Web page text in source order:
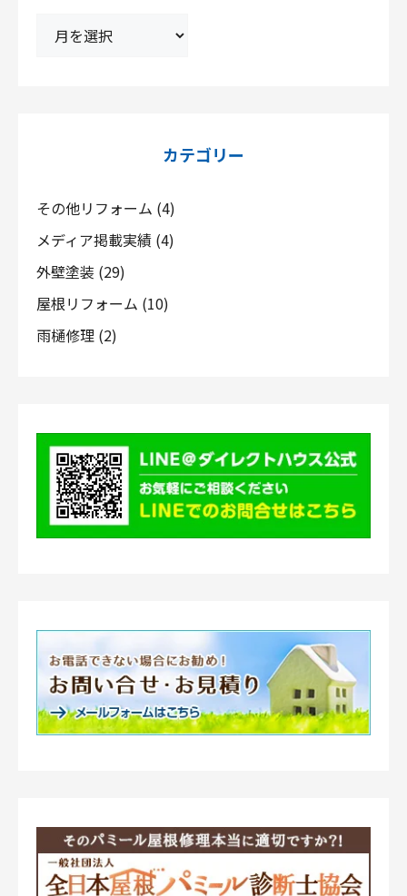
カテゴリー
その他リフォーム (4)
メディア掲載実績 (4)
外壁塗装 (29)
屋根リフォーム (10)
雨樋修理 (2)